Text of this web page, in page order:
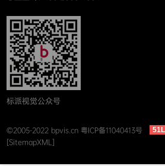
标派视觉公众号
©2005-2022 bpvis.cn 粤ICP备11040413号
[SitemapXML]